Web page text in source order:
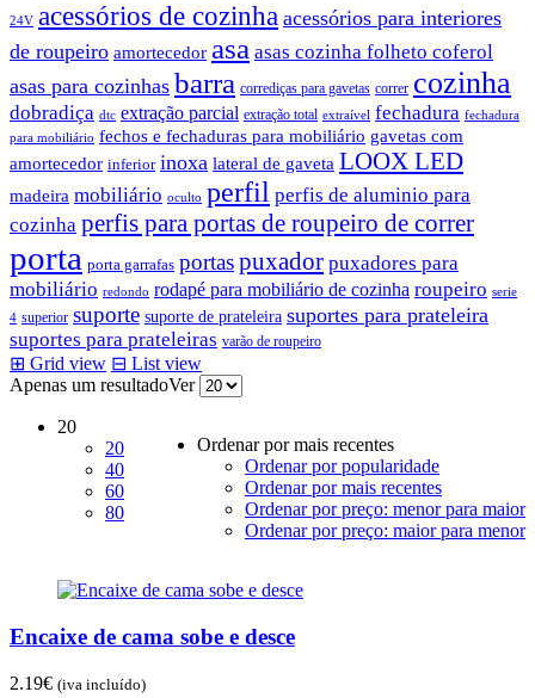
24V acessórios de cozinha acessórios para interiores
de roupeiro amortecedor asa asas cozinha folheto coferol
asas para cozinhas barra corrediças para gavetas correr cozinha
dobradiça dtc extração parcial extração total extraível fechadura fechadura
para mobiliário fechos e fechaduras para mobiliário gavetas com
amortecedor inferior inoxa lateral de gaveta LOOX LED
madeira mobiliário oculto perfil perfis de aluminio para
cozinha perfis para portas de roupeiro de correr
porta porta garrafas portaspuxador puxadores para
mobiliário redondo rodapé para mobiliário de cozinha roupeiro serie
4 superior suporte suporte de prateleira suportes para prateleira
suportes para prateleiras varão de roupeiro
⊞ Grid view ⊟ List view
Apenas um resultado
Ordenar por mais recentes
Ordenar por popularidade
Ordenar por mais recentes
Ordenar por preço: menor para maior
Ordenar por preço: maior para menor
Ver
20
20
40
60
80
Encaixe de cama sobe e desce
2.19€ (iva incluído)